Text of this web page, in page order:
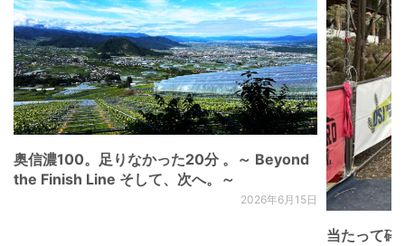
奥信濃100。足りなかった20分 。～ Beyond
the Finish Line そして、次へ。～
2026年6月15日
当たって砕